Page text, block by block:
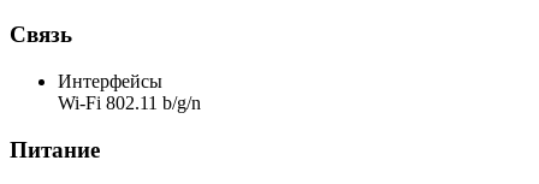
Связь
Интерфейсы
Wi-Fi 802.11 b/g/n
Питание